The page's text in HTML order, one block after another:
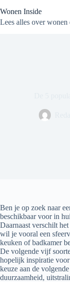
naar
de
Wonen Inside
Lees alles over
Ben je op zoek naar
beschikbaar voor in
Daarnaast verschilt
wil je vooral een
keuken of badkamer
De volgende vijf
hopelijk inspiratie
keuze aan de
duurzaamheid,